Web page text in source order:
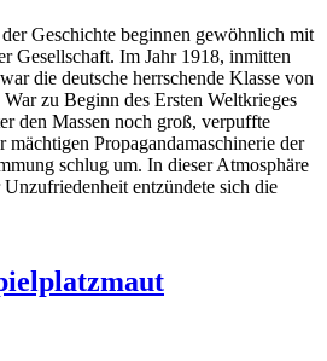
Geschichte beginnen gewöhnlich mit
Gesellschaft. Im Jahr 1918, inmitten
die deutsche herrschende Klasse von
zu Beginn des Ersten Weltkrieges
den Massen noch groß, verpuffte
Propagandamaschinerie der
schlug um. In dieser Atmosphäre
entzündete sich die